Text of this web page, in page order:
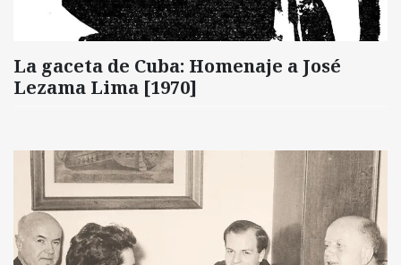
La gaceta de Cuba: Homenaje a José
Lezama Lima [1970]